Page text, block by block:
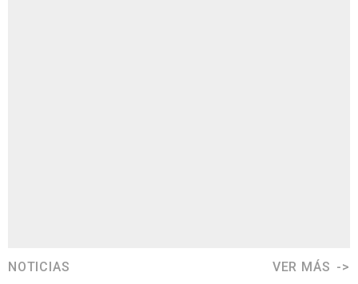
NOTICIAS VER MÁS